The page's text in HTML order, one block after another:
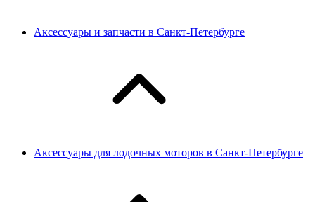
Аксессуары и запчасти в Санкт-Петербурге
Аксессуары для лодочных моторов в Санкт-Петербурге